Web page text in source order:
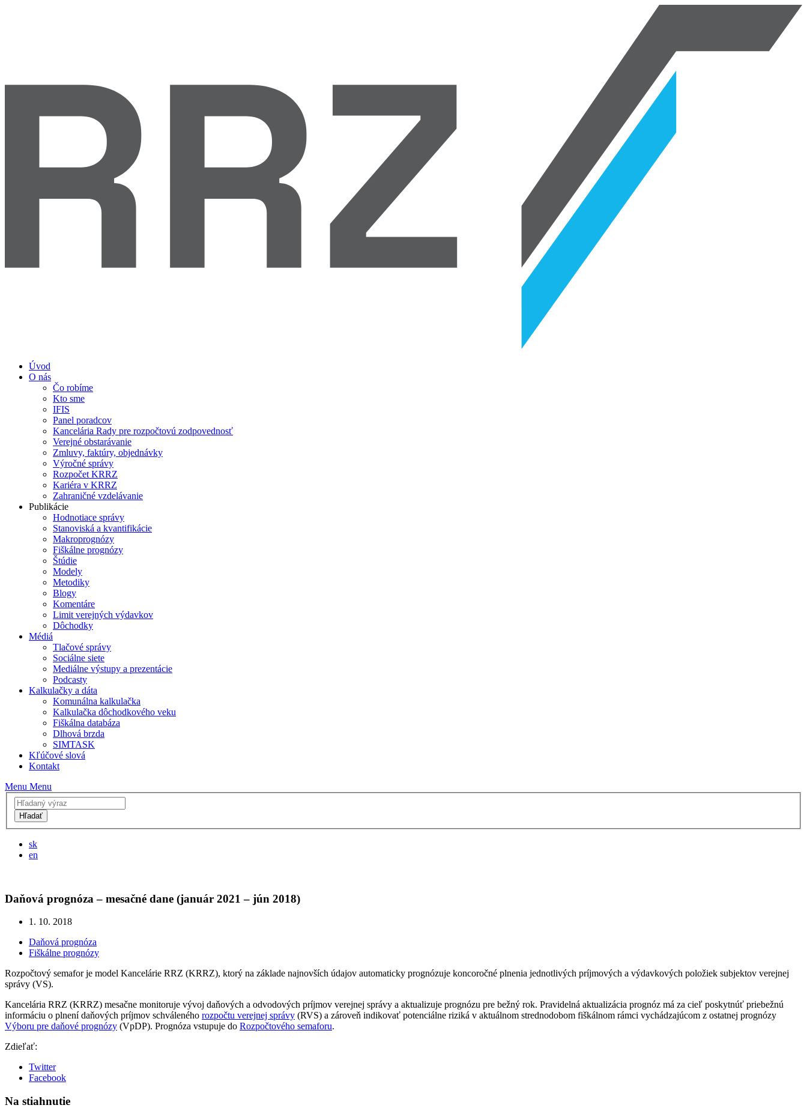
Úvod
O nás
Čo robíme
Kto sme
IFIS
Panel poradcov
Kancelária Rady pre rozpočtovú zodpovednosť
Verejné obstarávanie
Zmluvy, faktúry, objednávky
Výročné správy
Rozpočet KRRZ
Kariéra v KRRZ
Zahraničné vzdelávanie
Publikácie
Hodnotiace správy
Stanoviská a kvantifikácie
Makroprognózy
Fiškálne prognózy
Štúdie
Modely
Metodiky
Blogy
Komentáre
Limit verejných výdavkov
Dôchodky
Médiá
Tlačové správy
Sociálne siete
Mediálne výstupy a prezentácie
Podcasty
Kalkulačky a dáta
Komunálna kalkulačka
Kalkulačka dôchodkového veku
Fiškálna databáza
Dlhová brzda
SIMTASK
Kľúčové slová
Kontakt
Menu Menu
Hľadať
sk
en
Daňová prognóza – mesačné dane (január 2021 – jún 2018)
1. 10. 2018
Daňová prognóza
Fiškálne prognózy
Rozpočtový semafor je model Kancelárie RRZ (KRRZ), ktorý na základe najnovších údajov automaticky prognózuje koncoročné plnenia jednotlivých príjmových a výdavkových položiek subjektov verejnej
správy (VS).
Kancelária RRZ (KRRZ) mesačne monitoruje vývoj daňových a odvodových príjmov verejnej správy a aktualizuje prognózu pre bežný rok. Pravidelná aktualizácia prognóz má za cieľ poskytnúť priebežnú
informáciu o plnení daňových príjmov schváleného rozpočtu verejnej správy (RVS) a zároveň indikovať potenciálne riziká v aktuálnom strednodobom fiškálnom rámci vychádzajúcom z ostatnej prognózy
Výboru pre daňové prognózy (VpDP). Prognóza vstupuje do Rozpočtového semaforu.
Zdieľať:
Twitter
Facebook
Na stiahnutie